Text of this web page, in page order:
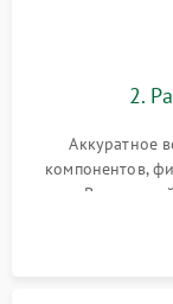
2.
Аккуратное
компонентов,
пыли.
материнской